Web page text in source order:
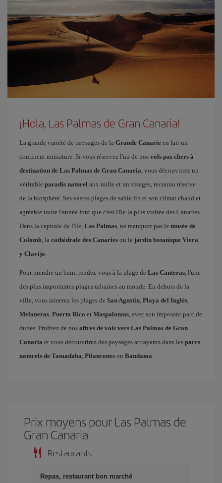
¡Hola, Las Palmas de Gran Canaria!
La grande variété de paysages de la Grande Canarie en fait un
continent miniature. Si vous réservez l'un de nos vols pas chers à
destination de Las Palmas de Gran Canaria, vous découvrirez un
véritable paradis naturel aux mille et un visages, reconnu réserve
de la biosphère. Ses vastes plages de sable fin et son climat chaud et
agréable toute l'année font que c'est l'île la plus visitée des Canaries.
Dans la capitale de l'île, Las Palmas, ne manquez pas le musée de
Colomb, la cathédrale des Canaries ou le jardin botanique Viera
y Clavijo.
Pour prendre un bain, rendez-vous à la plage de Las Canteras, l'une
des plus importantes plages urbaines au monde. En dehors de la
ville, vous aimerez les plages de San Agustín, Playa del Inglés,
Meloneras, Puerto Rico et Maspalomas, avec son imposant parc de
dunes. Profitez de nos offres de vols vers Las Palmas de Gran
Canaria et vous découvrirez des paysages attrayants dans les parcs
naturels de Tamadaba, Pilancones ou Bandama.
Prix ​​moyens pour Las Palmas de
Gran Canaria
Restaurants
Repas, restaurant bon marché